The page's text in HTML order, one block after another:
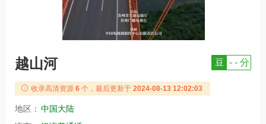
越山河 豆 - - 分
收录高清资源 6 个，最后更新于 2024-08-13 12:02:03
地区： 中国大陆